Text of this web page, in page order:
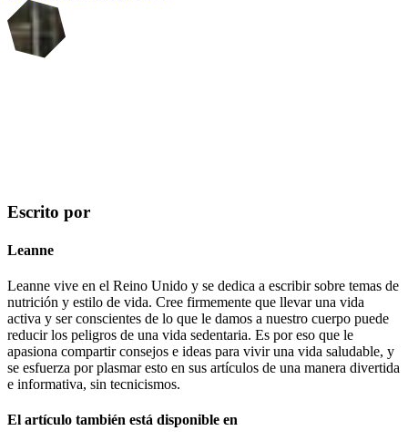
Escrito por
Leanne
Leanne vive en el Reino Unido y se dedica a escribir sobre temas de
nutrición y estilo de vida. Cree firmemente que llevar una vida
activa y ser conscientes de lo que le damos a nuestro cuerpo puede
reducir los peligros de una vida sedentaria. Es por eso que le
apasiona compartir consejos e ideas para vivir una vida saludable, y
se esfuerza por plasmar esto en sus artículos de una manera divertida
e informativa, sin tecnicismos.
El artículo también está disponible en